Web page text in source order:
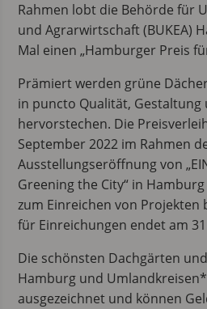
Rahmen lobt die Behörde für
und Agrarwirtschaft (BUKEA)
Mal einen „Hamburger Preis
Prämiert werden grüne
in puncto Qualität, Gestaltung
hervorstechen. Die
September 2022 im Rahmen
Ausstellungseröffnung von
Greening the City“ in
zum Einreichen von Projekten
für Einreichungen endet am
Die schönsten Dachgärten
Hamburg und
ausgezeichnet und können